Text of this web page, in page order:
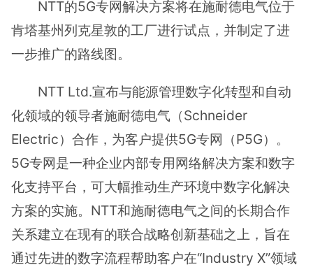
NTT的5G专网解决方案将在施耐德电气位于
肯塔基州列克星敦的工厂进行试点，并制定了进
一步推广的路线图。
NTT Ltd.宣布与能源管理数字化转型和自动
化领域的领导者施耐德电气（Schneider
Electric）合作，为客户提供5G专网（P5G）。
5G专网是一种企业内部专用网络解决方案和数字
化支持平台，可大幅推动生产环境中数字化解决
方案的实施。NTT和施耐德电气之间的长期合作
关系建立在现有的联合战略创新基础之上，旨在
通过先进的数字流程帮助客户在“Industry X”领域